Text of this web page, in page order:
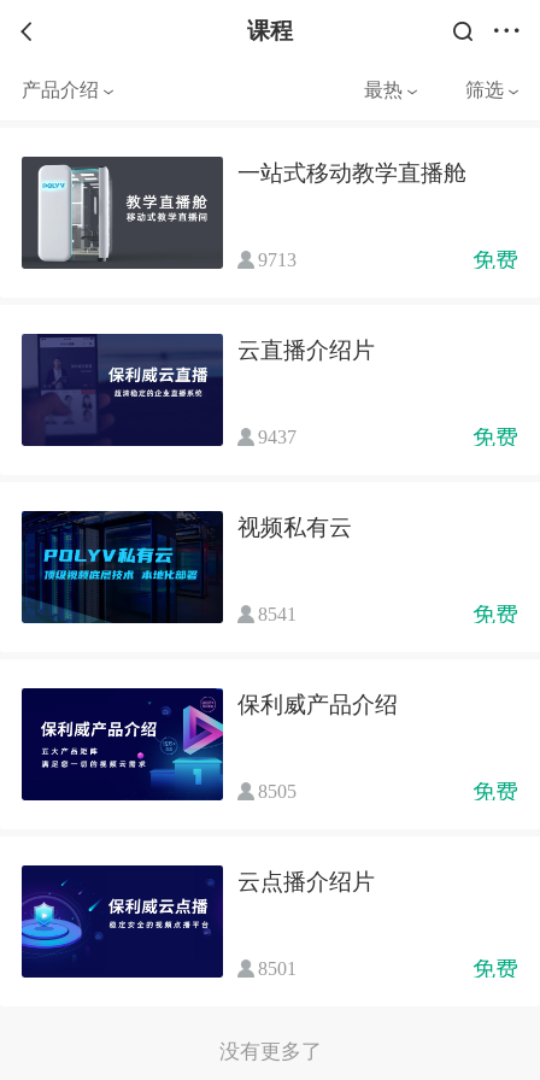
课程
产品介绍 最热 筛选
一站式移动教学直播舱
9713 免费
云直播介绍片
9437 免费
视频私有云
8541 免费
保利威产品介绍
8505 免费
云点播介绍片
8501 免费
没有更多了